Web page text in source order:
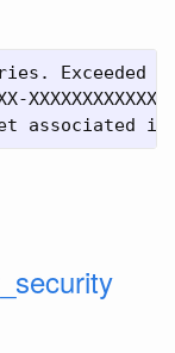
Exceeded
associated